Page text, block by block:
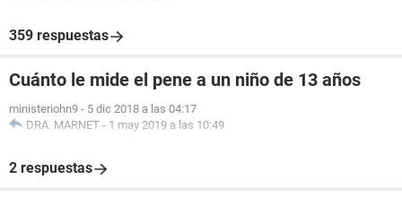
359 respuestas
Cuánto le mide el pene a un niño de 13 años
ministeriohn9 - 5 dic 2018 a las 04:17
DRA. MARNET - 1 may 2019 a las 10:49
2 respuestas